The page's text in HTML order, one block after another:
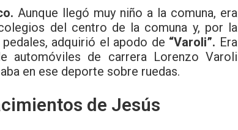
Aunque llegó muy niño a la comuna, era
del centro de la comuna y, por la
adquirió el apodo de “Varoli”. Era
automóviles de carrera Lorenzo Varoli
en ese deporte sobre ruedas.
de Jesús